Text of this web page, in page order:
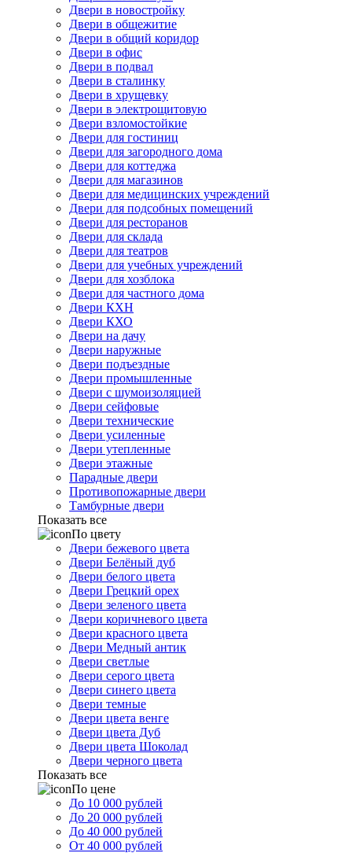
Двери в новостройку
Двери в общежитие
Двери в общий коридор
Двери в офис
Двери в подвал
Двери в сталинку
Двери в хрущевку
Двери в электрощитовую
Двери взломостойкие
Двери для гостиниц
Двери для загородного дома
Двери для коттеджа
Двери для магазинов
Двери для медицинских учреждений
Двери для подсобных помещений
Двери для ресторанов
Двери для склада
Двери для театров
Двери для учебных учреждений
Двери для хозблока
Двери для частного дома
Двери КХН
Двери КХО
Двери на дачу
Двери наружные
Двери подъездные
Двери промышленные
Двери с шумоизоляцией
Двери сейфовые
Двери технические
Двери усиленные
Двери утепленные
Двери этажные
Парадные двери
Противопожарные двери
Тамбурные двери
Показать все
По цвету
Двери бежевого цвета
Двери Белёный дуб
Двери белого цвета
Двери Грецкий орех
Двери зеленого цвета
Двери коричневого цвета
Двери красного цвета
Двери Медный антик
Двери светлые
Двери серого цвета
Двери синего цвета
Двери темные
Двери цвета венге
Двери цвета Дуб
Двери цвета Шоколад
Двери черного цвета
Показать все
По цене
До 10 000 рублей
До 20 000 рублей
До 40 000 рублей
От 40 000 рублей